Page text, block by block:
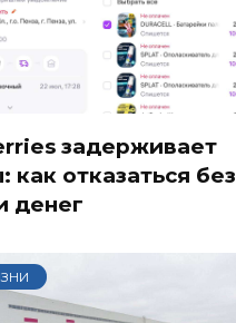
задерживает
как отказаться без
денег